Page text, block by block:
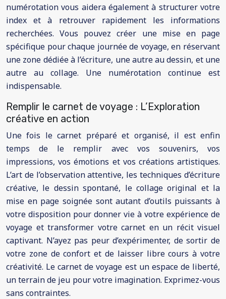
numérotation vous aidera également à structurer votre
index et à retrouver rapidement les informations
recherchées. Vous pouvez créer une mise en page
spécifique pour chaque journée de voyage, en réservant
une zone dédiée à l’écriture, une autre au dessin, et une
autre au collage. Une numérotation continue est
indispensable.
Remplir le carnet de voyage : L’Exploration
créative en action
Une fois le carnet préparé et organisé, il est enfin
temps de le remplir avec vos souvenirs, vos
impressions, vos émotions et vos créations artistiques.
L’art de l’observation attentive, les techniques d’écriture
créative, le dessin spontané, le collage original et la
mise en page soignée sont autant d’outils puissants à
votre disposition pour donner vie à votre expérience de
voyage et transformer votre carnet en un récit visuel
captivant. N’ayez pas peur d’expérimenter, de sortir de
votre zone de confort et de laisser libre cours à votre
créativité. Le carnet de voyage est un espace de liberté,
un terrain de jeu pour votre imagination. Exprimez-vous
sans contraintes.